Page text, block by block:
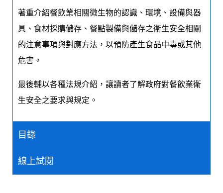
著重介紹餐飲業相關微生物的認識、環境、設備與器
具、食材採購儲存、餐點製備與儲存之衛生安全相關
的注意事項與對應方法，以預防產生食品中毒或其他
危害。
最後輔以各種法規介紹，讓讀者了解政府對餐飲業衛
生安全之要求與規定。
目錄
線上試閱